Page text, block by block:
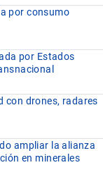
por consumo
por Estados
con drones, radares
ampliar la alianza
en minerales